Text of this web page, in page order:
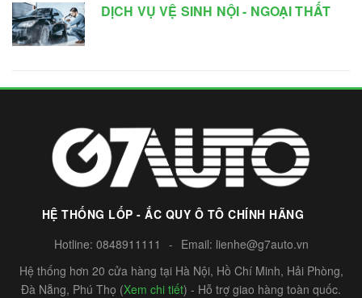
DỊCH VỤ VỆ SINH NỘI - NGOẠI THẤT
HỆ THỐNG LỐP - ẮC QUY Ô TÔ CHÍNH HÃNG
Hotline: 0848911111 - Email: lienhe@g7auto.vn
Hệ thống hơn 20 cửa hàng tại Hà Nội, Hồ Chí Minh, Hải Phòng,
Đà Nẵng, Phú Thọ (Xem chi tiết) - Hỗ trợ giao hàng toàn quốc.